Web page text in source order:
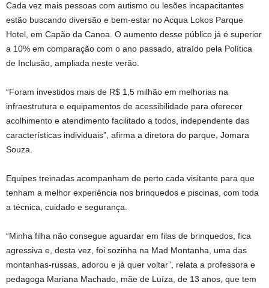
Cada vez mais pessoas com autismo ou lesões incapacitantes
estão buscando diversão e bem-estar no Acqua Lokos Parque
Hotel, em Capão da Canoa. O aumento desse público já é superior
a 10% em comparação com o ano passado, atraído pela Política
de Inclusão, ampliada neste verão.
“Foram investidos mais de R$ 1,5 milhão em melhorias na
infraestrutura e equipamentos de acessibilidade para oferecer
acolhimento e atendimento facilitado a todos, independente das
características individuais”, afirma a diretora do parque, Jomara
Souza.
Equipes treinadas acompanham de perto cada visitante para que
tenham a melhor experiência nos brinquedos e piscinas, com toda
a técnica, cuidado e segurança.
“Minha filha não consegue aguardar em filas de brinquedos, fica
agressiva e, desta vez, foi sozinha na Mad Montanha, uma das
montanhas-russas, adorou e já quer voltar”, relata a professora e
pedagoga Mariana Machado, mãe de Luíza, de 13 anos, que tem